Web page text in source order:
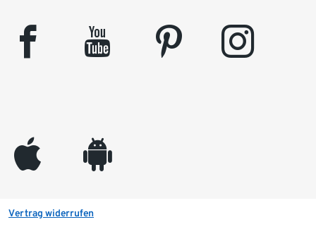
facebook youtube pinterest instagram
appleinc android
Vertrag widerrufen